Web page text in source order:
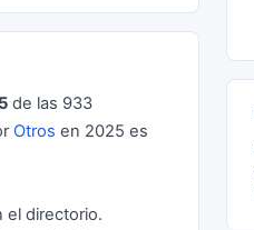
de las 933
Otros en 2025 es
el directorio.